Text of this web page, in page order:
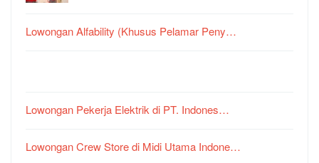
Lowongan Alfability (Khusus Pelamar Peny…
Lowongan Pekerja Elektrik di PT. Indones…
Lowongan Crew Store di Midi Utama Indone…